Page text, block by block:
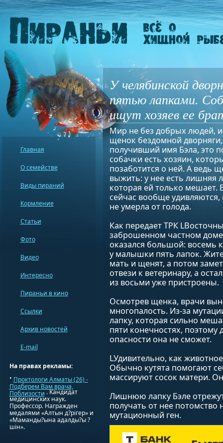
У челябинской
пятью лапками.
ищут хозяев ее
Мир не без добрых людей,
щенок бездомной
получивший имя Бэла, это
собачки есть хозяин,
позаботится о ней. А ведь
выжить: у нее есть лишняя
которая ей только мешает.
сейчас вообще
не умерла от голода.
Как передает ТРК
заброшенном частном
оказался большой: восемь
у малышки пять лапок.
мать и щенят, а потом
отвези к ветеринару, а
из восьми уже пристроены.
Осмотрев щенка, врачи
многопалость. Из-за
лапку, которая сильно
пяти конечностях, поэтому
опасности она не сможет.
LУдивительно, как
Обычно кутята помогают
массируют сосок матери.
Лишнюю лапку Бэле
получать от нее
мутационный ген.
Главная
О семействе
Виды пираний
Кормление
Статьи
Фото
Видео
Интересно
Пираньи в кино
Ссылки
Архив новостей
E-mail
На правах рекламы:
• Проктологи Алматы (26) -
Подберем Вам врача,
Поблизости. Кандидат
медицинских наук.
Профессор. Награжден
медалями «Алтын д?рігер» и
«Маманды?ына адалды?ы ?
шін».